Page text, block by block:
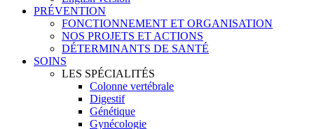
PRÉVENTION
FONCTIONNEMENT ET ORGANISATION
NOS PROJETS ET ACTIONS
DÉTERMINANTS DE SANTÉ
SOINS
LES SPÉCIALITÉS
Colonne vertébrale
Digestif
Génétique
Gynécologie